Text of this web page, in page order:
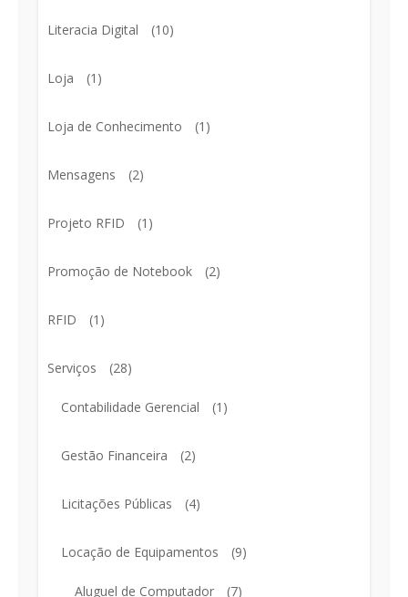
Literacia Digital (10)
Loja (1)
Loja de Conhecimento (1)
Mensagens (2)
Projeto RFID (1)
Promoção de Notebook (2)
RFID (1)
Serviços (28)
Contabilidade Gerencial (1)
Gestão Financeira (2)
Licitações Públicas (4)
Locação de Equipamentos (9)
Aluguel de Computador (7)